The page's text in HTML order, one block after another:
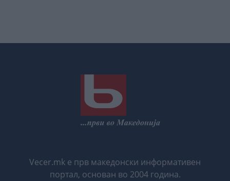
Vecer.mk е прв македонски информативен
портал, основан во 2004 година.